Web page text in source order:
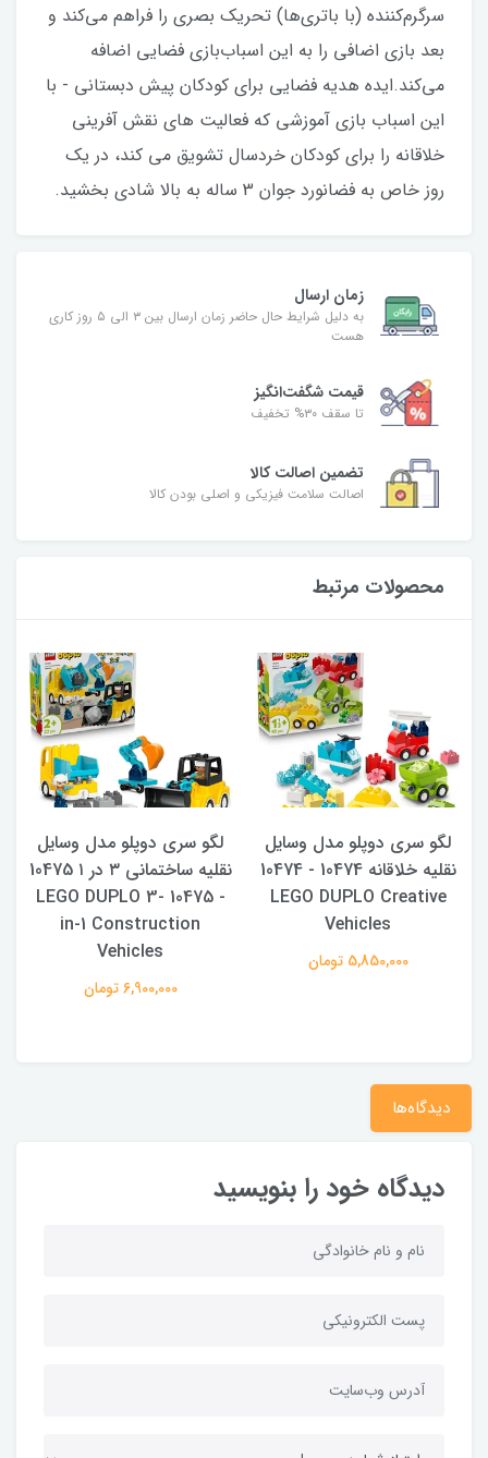
سرگرم‌کننده (با باتری‌ها) تحریک بصری را فراهم می‌کند و
بعد بازی اضافی را به این اسباب‌بازی فضایی اضافه
می‌کند.ایده هدیه فضایی برای کودکان پیش دبستانی - با
این اسباب بازی آموزشی که فعالیت های نقش آفرینی
خلاقانه را برای کودکان خردسال تشویق می کند، در یک
روز خاص به فضانورد جوان 3 ساله به بالا شادی بخشید.
زمان ارسال
به دلیل شرایط حال حاضر زمان ارسال بین ۳ الی ۵ روز کاری
هست
قیمت شگفت‌انگیز
تا سقف ۳۰% تخفیف
تضمین اصالت کالا
اصالت سلامت فیزیکی و اصلی بودن کالا
محصولات مرتبط
لگو سری دوپلو مدل وسایل
نقلیه خلاقانه 10474 - 10474
LEGO DUPLO Creative
Vehicles
5,850,000 تومان
لگو سری دوپلو مدل وسایل
نقلیه ساختمانی ۳ در ۱ 10475
- 10475 LEGO DUPLO 3-
in-1 Construction
Vehicles
6,900,000 تومان
دیدگاه‌ها
دیدگاه خود را بنویسید